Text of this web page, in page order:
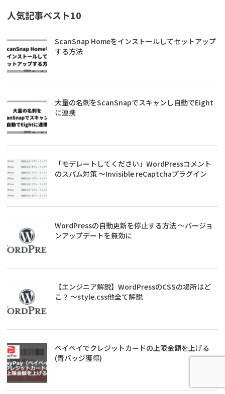
人気記事ベスト10
ScanSnap Homeをインストールしてセットアップ
する方法
大量の名刺をScanSnapでスキャンし自動でEight
に連携
「モデレートしてください」WordPressコメント
のスパム対策 ～Invisible reCaptchaプラグイン
WordPressの自動更新を停止する方法 ～バージョ
ンアップデートを無効に
【エンジニア解説】WordPressのCSSの場所はど
こ？ ～style.css他全て解説
ペイペイでクレジットカードの上限金額を上げる
(青バッジ獲得)